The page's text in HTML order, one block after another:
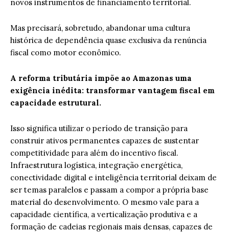
novos instrumentos de financiamento territorial.
Mas precisará, sobretudo, abandonar uma cultura
histórica de dependência quase exclusiva da renúncia
fiscal como motor econômico.
A reforma tributária impõe ao Amazonas uma
exigência inédita: transformar vantagem fiscal em
capacidade estrutural.
Isso significa utilizar o período de transição para
construir ativos permanentes capazes de sustentar
competitividade para além do incentivo fiscal.
Infraestrutura logística, integração energética,
conectividade digital e inteligência territorial deixam de
ser temas paralelos e passam a compor a própria base
material do desenvolvimento. O mesmo vale para a
capacidade científica, a verticalização produtiva e a
formação de cadeias regionais mais densas, capazes de